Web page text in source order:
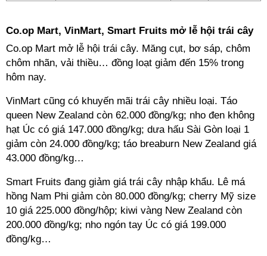
Co.op Mart, VinMart, Smart Fruits mở lễ hội trái cây
Co.op Mart mở lễ hội trái cây. Măng cụt, bơ sáp, chôm
chôm nhãn, vải thiều… đồng loạt giảm đến 15% trong
hôm nay.
VinMart cũng có khuyến mãi trái cây nhiều loại. Táo
queen New Zealand còn 62.000 đồng/kg; nho đen không
hạt Úc có giá 147.000 đồng/kg; dưa hấu Sài Gòn loại 1
giảm còn 24.000 đồng/kg; táo breaburn New Zealand giá
43.000 đồng/kg…
Smart Fruits đang giảm giá trái cây nhập khẩu. Lê má
hồng Nam Phi giảm còn 80.000 đồng/kg; cherry Mỹ size
10 giá 225.000 đồng/hộp; kiwi vàng New Zealand còn
200.000 đồng/kg; nho ngón tay Úc có giá 199.000
đồng/kg…